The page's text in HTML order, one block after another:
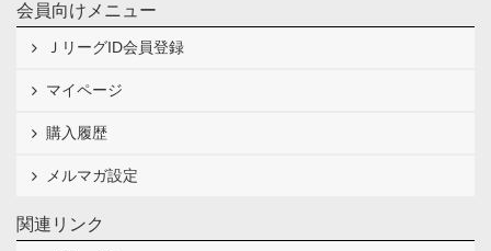
会員向けメニュー
ＪリーグID会員登録
マイページ
購入履歴
メルマガ設定
関連リンク